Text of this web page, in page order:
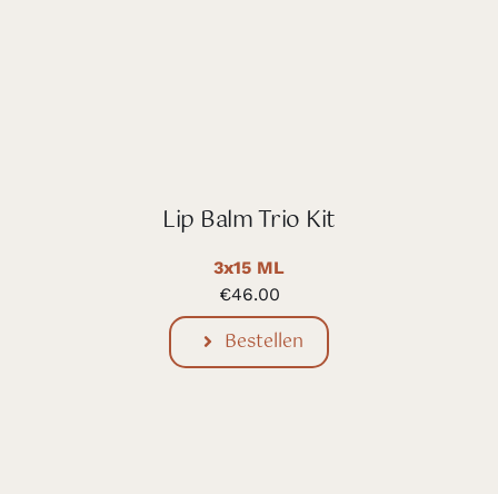
Lip Balm Trio Kit
3x15 ML
€46.00
Bestellen